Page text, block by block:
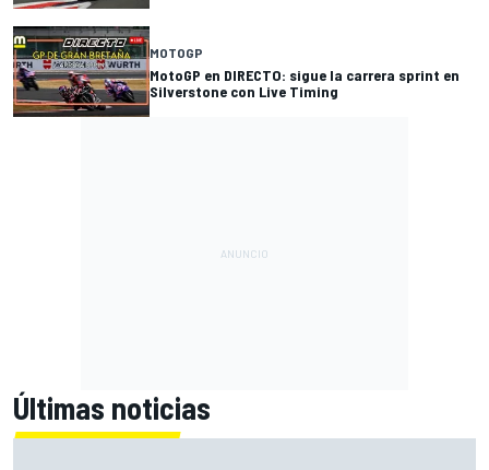
MOTOGP
MotoGP en DIRECTO: sigue la carrera sprint en
Silverstone con Live Timing
Últimas noticias